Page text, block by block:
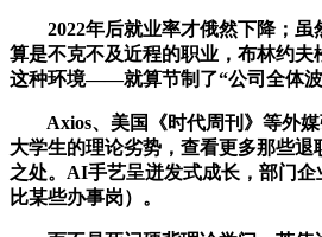
2022年后就业率才俄然下降；虽
算是不克不及近程的职业，布林约
这种环境——就算节制了“公司全体波
Axios、美国《时代周刊》等外媒
大学生的理论劣势，查看更多那些
之处。AI手艺呈迸发式成长，部门
比某些办事岗）。